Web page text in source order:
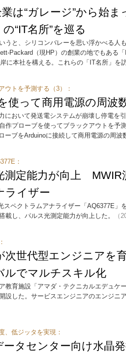
業は“ガレージ”から始
“IT名所”を巡る
うと、シリコンバレーを思い浮かべる人
Packard（現HP）の創業の地でもある
に本社を構える。これらの「IT名所」を
ウトを予測する（3）：
使って商用電源の周波
において発送電システムが崩壊し停電を
作プローブを使ってブラックアウトを予
ーブをArduinoに接続して商用電源の周波
：
測定能力が向上 MWIR
ライザー
スペクトラムアナライザー「AQ6377E」
載し、パルス光測定能力が向上した。
（
次世代型エンジニアを
ルでマルチスキル化
教育施設「アマダ・テクニカルエデュケ
設した。サービスエンジニアのエンジニ
、低ジッタを実現：
ータセンター向け水晶